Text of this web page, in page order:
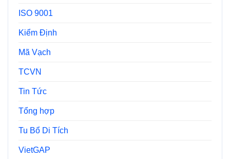
ISO 9001
Kiểm Định
Mã Vạch
TCVN
Tin Tức
Tổng hợp
Tu Bổ Di Tích
VietGAP